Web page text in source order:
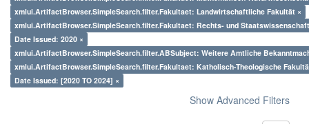
xmlui.ArtifactBrowser.SimpleSearch.filter.Fakultaet: Landwirtschaftliche Fakultät ×
xmlui.ArtifactBrowser.SimpleSearch.filter.Fakultaet: Rechts- und
Date Issued: 2020 ×
xmlui.ArtifactBrowser.SimpleSearch.filter.ABSubject: Weitere Amtliche
xmlui.ArtifactBrowser.SimpleSearch.filter.Fakultaet: Katholisch-Theologische
Date Issued: [2020 TO 2024] ×
Show Advanced Filters